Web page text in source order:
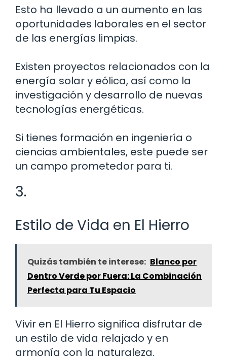
Esto ha llevado a un aumento en las
oportunidades laborales en el sector
de las energías limpias.
Existen proyectos relacionados con la
energía solar y eólica, así como la
investigación y desarrollo de nuevas
tecnologías energéticas.
Si tienes formación en ingeniería o
ciencias ambientales, este puede ser
un campo prometedor para ti.
3.
Estilo de Vida en El Hierro
Quizás también te interese: Blanco por
Dentro Verde por Fuera: La Combinación
Perfecta para Tu Espacio
Vivir en El Hierro significa disfrutar de
un estilo de vida relajado y en
armonía con la naturaleza.